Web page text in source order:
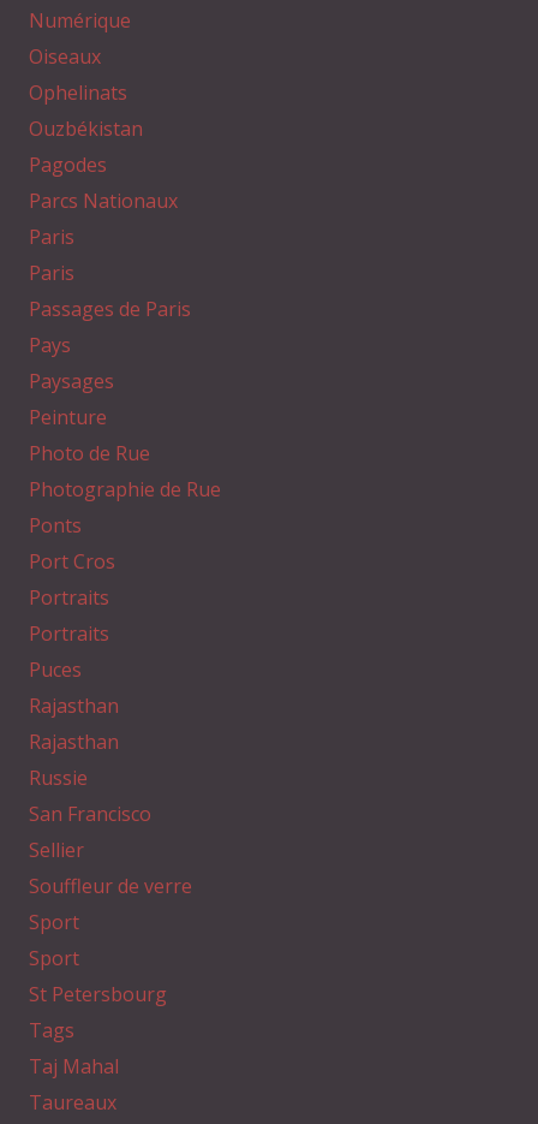
Numérique
Oiseaux
Ophelinats
Ouzbékistan
Pagodes
Parcs Nationaux
Paris
Paris
Passages de Paris
Pays
Paysages
Peinture
Photo de Rue
Photographie de Rue
Ponts
Port Cros
Portraits
Portraits
Puces
Rajasthan
Rajasthan
Russie
San Francisco
Sellier
Souffleur de verre
Sport
Sport
St Petersbourg
Tags
Taj Mahal
Taureaux